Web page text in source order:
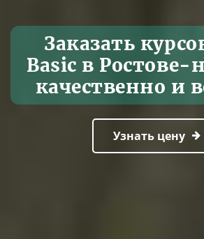
Заказать
Basic в Ростове-
качественно и
Узнать цену